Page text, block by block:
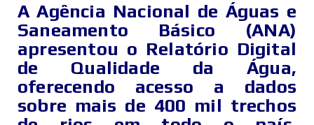
A Agência Nacional de Águas e
Saneamento Básico (ANA)
apresentou o Relatório Digital
de Qualidade da Água,
oferecendo acesso a dados
sobre mais de 400 mil trechos